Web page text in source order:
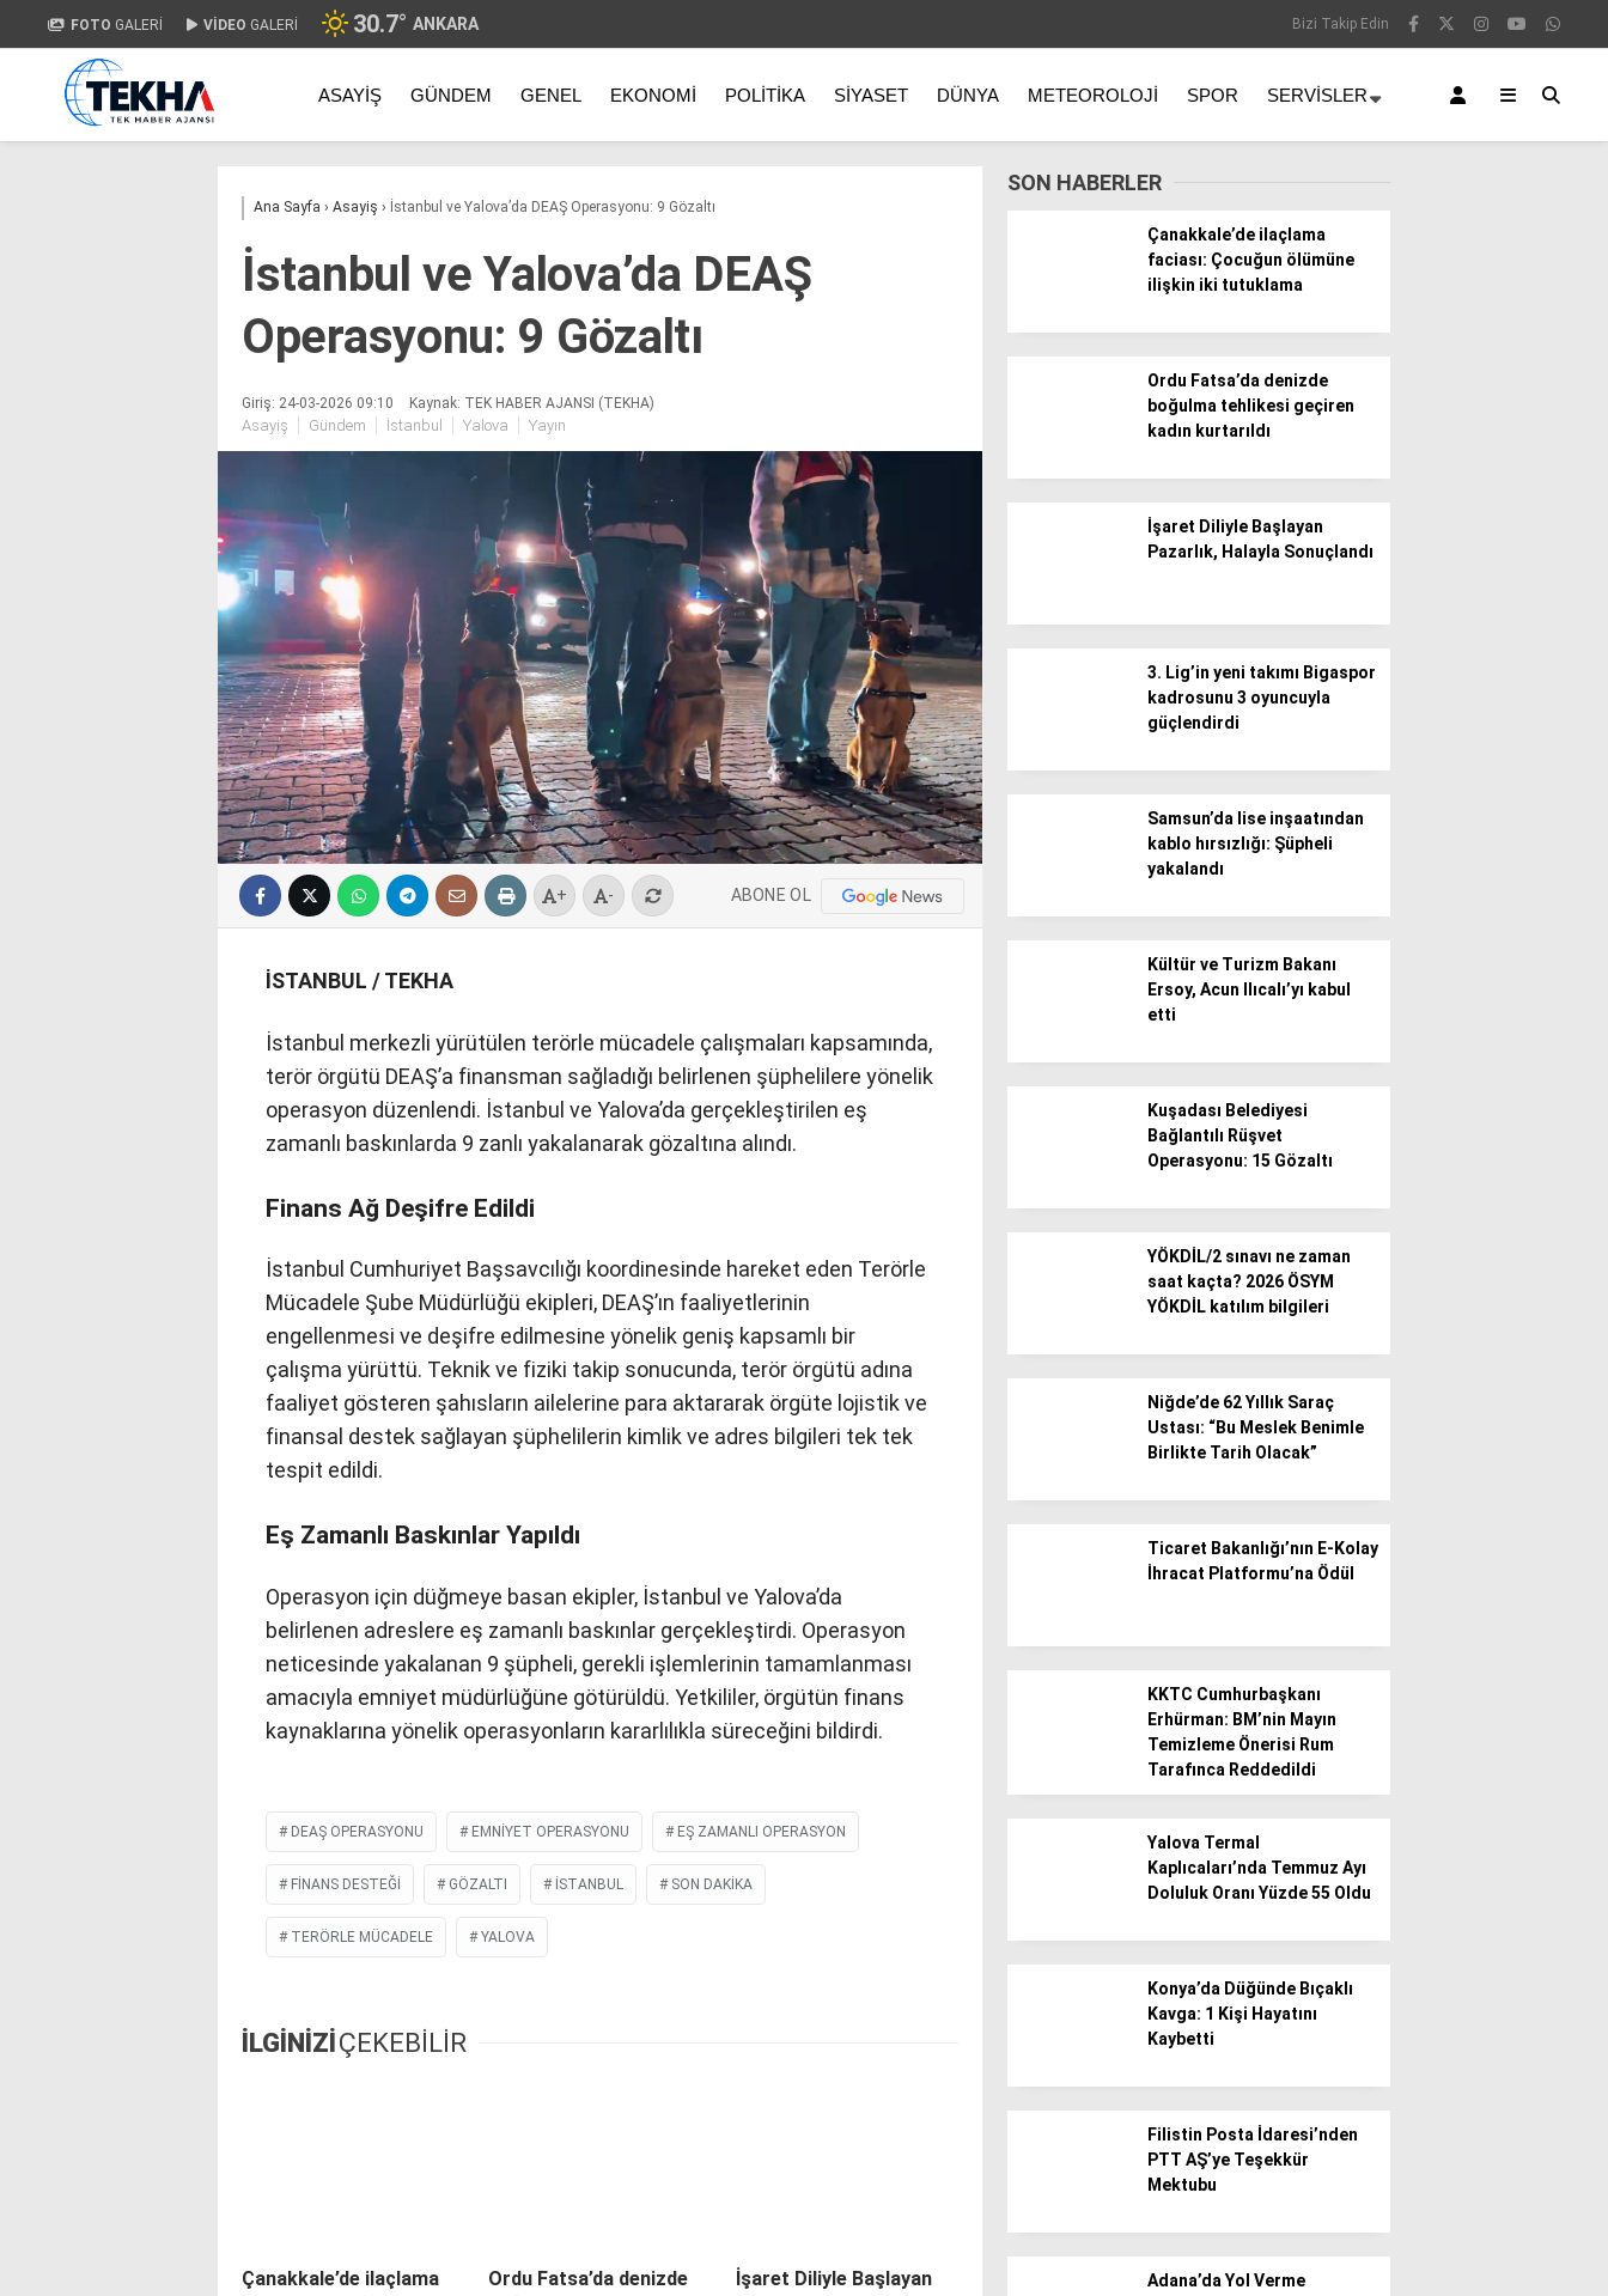
FOTO GALERİ VİDEO GALERİ 30.7° ANKARA Bizi Takip Edin
ASAYIŞ GÜNDEM GENEL EKONOMI POLITIKA SIYASET DÜNYA METEOROLOJI SPOR SERVISLER
Ana Sayfa › Asayiş › İstanbul ve Yalova’da DEAŞ Operasyonu: 9 Gözaltı
İstanbul ve Yalova’da DEAŞ
Operasyonu: 9 Gözaltı
Giriş: 24-03-2026 09:10 Kaynak: TEK HABER AJANSI (TEKHA)
Asayiş Gündem İstanbul Yalova Yayın
+ - ABONE OL
İSTANBUL / TEKHA
İstanbul merkezli yürütülen terörle mücadele çalışmaları kapsamında,
terör örgütü DEAŞ’a finansman sağladığı belirlenen şüphelilere yönelik
operasyon düzenlendi. İstanbul ve Yalova’da gerçekleştirilen eş
zamanlı baskınlarda 9 zanlı yakalanarak gözaltına alındı.
Finans Ağ Deşifre Edildi
İstanbul Cumhuriyet Başsavcılığı koordinesinde hareket eden Terörle
Mücadele Şube Müdürlüğü ekipleri, DEAŞ’ın faaliyetlerinin
engellenmesi ve deşifre edilmesine yönelik geniş kapsamlı bir
çalışma yürüttü. Teknik ve fiziki takip sonucunda, terör örgütü adına
faaliyet gösteren şahısların ailelerine para aktararak örgüte lojistik ve
finansal destek sağlayan şüphelilerin kimlik ve adres bilgileri tek tek
tespit edildi.
Eş Zamanlı Baskınlar Yapıldı
Operasyon için düğmeye basan ekipler, İstanbul ve Yalova’da
belirlenen adreslere eş zamanlı baskınlar gerçekleştirdi. Operasyon
neticesinde yakalanan 9 şüpheli, gerekli işlemlerinin tamamlanması
amacıyla emniyet müdürlüğüne götürüldü. Yetkililer, örgütün finans
kaynaklarına yönelik operasyonların kararlılıkla süreceğini bildirdi.
DEAŞ OPERASYONU EMNIYET OPERASYONU EŞ ZAMANLI OPERASYON
FINANS DESTEĞI GÖZALTI İSTANBUL SON DAKIKA
TERÖRLE MÜCADELE YALOVA
İLGİNİZİÇEKEBİLİR
Çanakkale’de ilaçlama
Ordu Fatsa’da denizde
İşaret Diliyle Başlayan
SON HABERLER
Çanakkale’de ilaçlama
faciası: Çocuğun ölümüne
ilişkin iki tutuklama
Ordu Fatsa’da denizde
boğulma tehlikesi geçiren
kadın kurtarıldı
İşaret Diliyle Başlayan
Pazarlık, Halayla Sonuçlandı
3. Lig’in yeni takımı Bigaspor
kadrosunu 3 oyuncuyla
güçlendirdi
Samsun’da lise inşaatından
kablo hırsızlığı: Şüpheli
yakalandı
Kültür ve Turizm Bakanı
Ersoy, Acun Ilıcalı’yı kabul
etti
Kuşadası Belediyesi
Bağlantılı Rüşvet
Operasyonu: 15 Gözaltı
YÖKDİL/2 sınavı ne zaman
saat kaçta? 2026 ÖSYM
YÖKDİL katılım bilgileri
Niğde’de 62 Yıllık Saraç
Ustası: “Bu Meslek Benimle
Birlikte Tarih Olacak”
Ticaret Bakanlığı’nın E-Kolay
İhracat Platformu’na Ödül
KKTC Cumhurbaşkanı
Erhürman: BM’nin Mayın
Temizleme Önerisi Rum
Tarafınca Reddedildi
Yalova Termal
Kaplıcaları’nda Temmuz Ayı
Doluluk Oranı Yüzde 55 Oldu
Konya’da Düğünde Bıçaklı
Kavga: 1 Kişi Hayatını
Kaybetti
Filistin Posta İdaresi’nden
PTT AŞ’ye Teşekkür
Mektubu
Adana’da Yol Verme